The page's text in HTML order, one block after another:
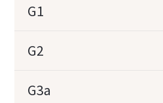
G1
G2
G3a